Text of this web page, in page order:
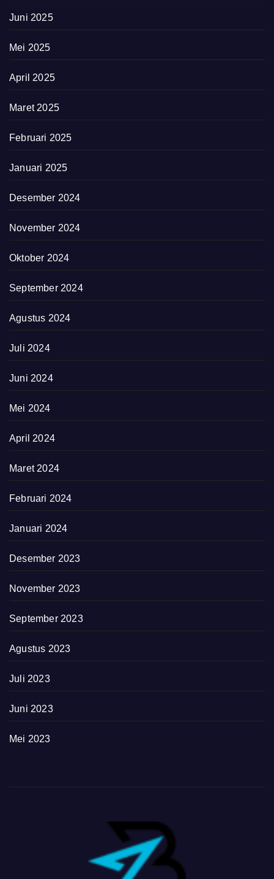
Juni 2025
Mei 2025
April 2025
Maret 2025
Februari 2025
Januari 2025
Desember 2024
November 2024
Oktober 2024
September 2024
Agustus 2024
Juli 2024
Juni 2024
Mei 2024
April 2024
Maret 2024
Februari 2024
Januari 2024
Desember 2023
November 2023
September 2023
Agustus 2023
Juli 2023
Juni 2023
Mei 2023